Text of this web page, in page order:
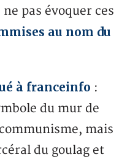
pas évoquer ces
au nom du
à franceinfo :
du mur de
mais
du goulag et